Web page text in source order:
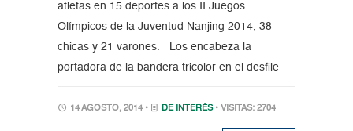
atletas en 15 deportes a los II Juegos
Olímpicos de la Juventud Nanjing 2014, 38
chicas y 21 varones. Los encabeza la
portadora de la bandera tricolor en el desfile
14 AGOSTO, 2014 • DE INTERÉS • VISITAS: 2704